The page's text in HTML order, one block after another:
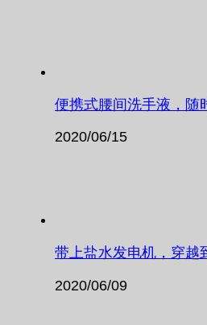
便携式腰间洗手液，随
2020/06/15
带上盐水发电机，穿越
2020/06/09